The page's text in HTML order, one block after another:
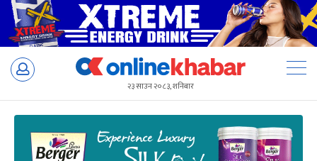
Skip
२३ साउन २०८३, शनिबार